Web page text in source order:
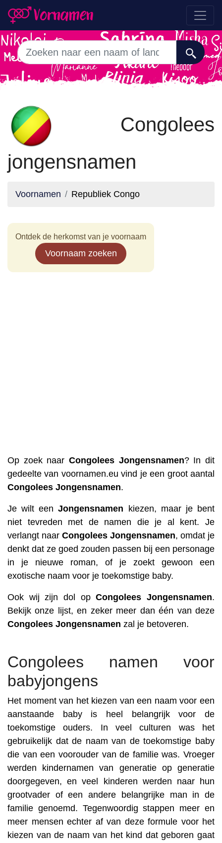
Congolees
jongensnamen
Voornamen Republiek Congo
Ontdek de herkomst van je voornaam
Voornaam zoeken
Op zoek naar Congolees Jongensnamen? In dit
gedeelte van voornamen.eu vind je een groot aantal
Congolees Jongensnamen.
Je wilt eenJongensnamen kiezen, maar je bent
niet tevreden met de namen die je al kent. Je
verlangt naar Congolees Jongensnamen, omdat je
denkt dat ze goed zouden passen bij een personage
in je nieuwe roman, of je zoekt gewoon een
exotische naam voor je toekomstige baby.
Ook wij zijn dol opCongolees Jongensnamen.
Bekijk onze lijst, en zeker meer dan één van deze
Congolees Jongensnamen zal je betoveren.
Congolees namen voor
babyjongens
Het moment van het kiezen van een naam voor een
aanstaande baby is heel belangrijk voor de
toekomstige ouders. In veel culturen was het
gebruikelijk dat de naam van de toekomstige baby
die van een voorouder van de familie was. Vroeger
werden kindernamen van generatie op generatie
doorgegeven, en veel kinderen werden naar hun
grootvader of een andere belangrijke man in de
familie genoemd. Tegenwoordig stappen meer en
meer mensen echter af van deze formule voor het
kiezen van de naam van het kind dat geboren gaat